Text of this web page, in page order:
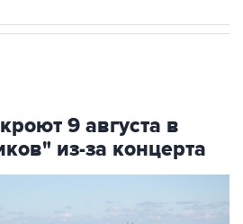
9 августа в
из-за концерта